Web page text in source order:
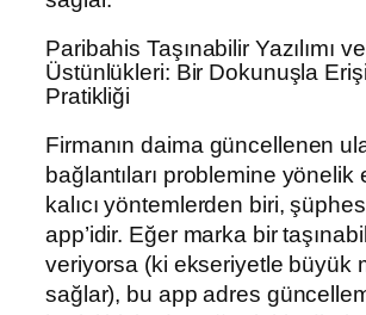
Paribahis Taşınabilir Yazılımı ve
Üstünlükleri: Bir Dokunuşla
Pratikliği
Firmanın daima güncellenen
bağlantıları problemine yönelik
kalıcı yöntemlerden biri,
app’idir. Eğer marka bir
veriyorsa (ki ekseriyetle büyük
sağlar), bu app adres